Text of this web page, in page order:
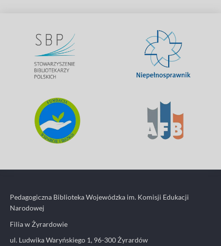
Pedagogiczna Biblioteka Wojewódzka im. Komisji Edukacji
Narodowej
Filia w Żyrardowie
ul. Ludwika Waryńskiego 1, 96-300 Żyrardów